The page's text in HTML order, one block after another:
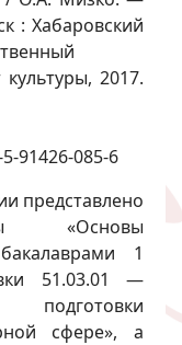
: Хабаровский
культуры, 2017.
91426-085-6
представлено
«Основы
1
51.03.01 —
подготовки
сфере», а